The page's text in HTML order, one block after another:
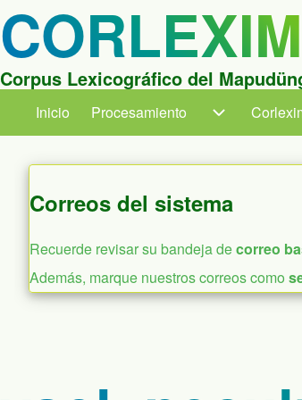
CORLEXIM
Corpus Lexicográfico del
Main navigation
Inicio Procesamiento
Procesamiento sub-navegación
Correos del sistema
Recuerde revisar su bandeja decorreo
Además, marque nuestros correos como